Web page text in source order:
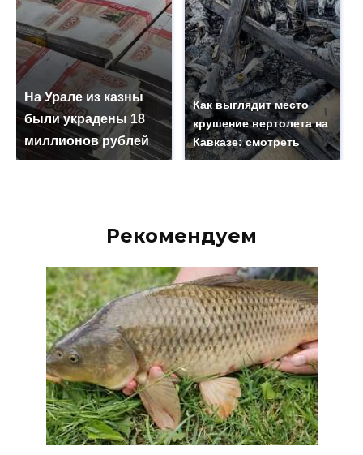
На Урале из казны
были украдены 18
миллионов рублей
Как выглядит место
крушение вертолета на
Кавказе: смотреть
Рекомендуем